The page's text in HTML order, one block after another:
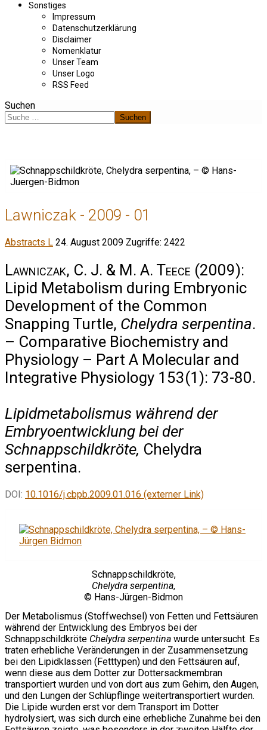
Sonstiges
Impressum
Datenschutzerklärung
Disclaimer
Nomenklatur
Unser Team
Unser Logo
RSS Feed
Suchen
Suchen
Lawniczak - 2009 - 01
Abstracts L 24. August 2009 Zugriffe: 2422
Lawniczak, C. J. & M. A. Teece (2009):
Lipid Metabolism during Embryonic
Development of the Common
Snapping Turtle, Chelydra serpentina.
– Comparative Biochemistry and
Physiology – Part A Molecular and
Integrative Physiology 153(1): 73-80.
Lipidmetabolismus während der
Embryoentwicklung bei der
Schnappschildkröte, Chelydra
serpentina.
DOI: 10.1016/j.cbpb.2009.01.016 (externer Link)
Schnappschildkröte,
Chelydra serpentina,
© Hans-Jürgen-Bidmon
Der Metabolismus (Stoffwechsel) von Fetten und Fettsäuren
während der Entwicklung des Embryos bei der
Schnappschildkröte Chelydra serpentina wurde untersucht. Es
traten erhebliche Veränderungen in der Zusammensetzung
bei den Lipidklassen (Fetttypen) und den Fettsäuren auf,
wenn diese aus dem Dotter zur Dottersackmembran
transportiert wurden und von dort aus zum Gehirn, den Augen,
und den Lungen der Schlüpflinge weitertransportiert wurden.
Die Lipide wurden erst vor dem Transport im Dotter
hydrolysiert, was sich durch eine erhebliche Zunahme bei den